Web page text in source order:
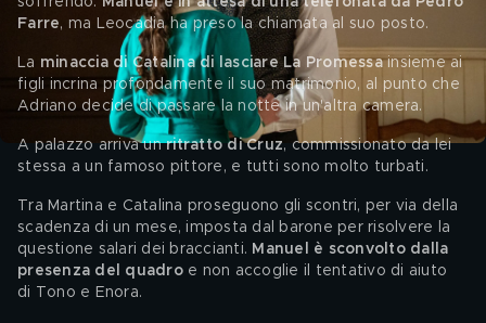
Farre, ma Leocadia ha preso la chiamata al suo posto.
La minaccia di Catalina di lasciare La Promessa insieme ai
figli incrina profondamente il suo matrimonio, al punto che
Adriano decide di passare la notte in un'altra camera.
A palazzo arriva un ritratto di Cruz, commissionato da lei
stessa a un famoso pittore, e tutti sono molto turbati.
Tra Martina e Catalina proseguono gli scontri, per via della
scadenza di un mese, imposta dal barone per risolvere la
questione salari dei braccianti. Manuel è sconvolto dalla
presenza del quadro e non accoglie il tentativo di aiuto
di Tono e Enora.